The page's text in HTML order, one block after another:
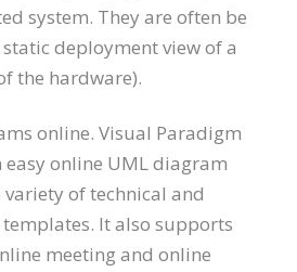
system. They are often be
deployment view of a
the hardware).
online. Visual Paradigm
online UML diagram
of technical and
It also supports
meeting and online